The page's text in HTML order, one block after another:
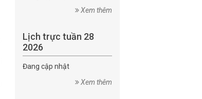
Xem thêm
Lịch trực tuần 28
2026
Đang cập nhật
Xem thêm